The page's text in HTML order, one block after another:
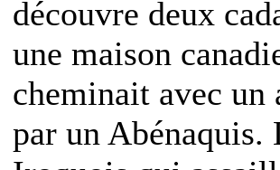
découvre deux
une maison
cheminait avec un
par un Abénaquis.